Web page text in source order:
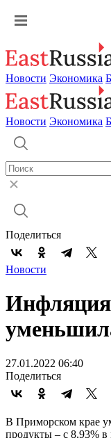
Новости Экономика
Новости Экономика
Поделиться
Новости
27.01.2022 06:40
Поделиться
В Приморском крае
продукты – с 8,93% в